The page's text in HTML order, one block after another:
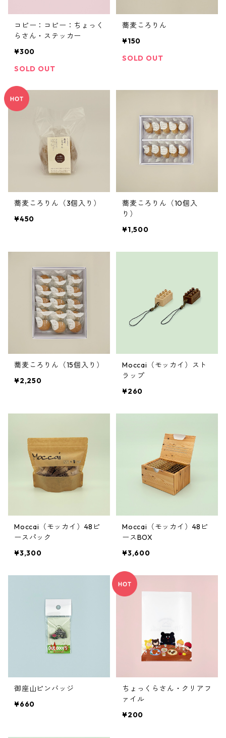
コピー：コピー：ちょっく
らさん・ステッカー
¥300
SOLD OUT
蕎麦ころりん
¥150
SOLD OUT
蕎麦ころりん（3個入り）
¥450
蕎麦ころりん（10個入
り）
¥1,500
蕎麦ころりん（15個入り）
¥2,250
Moccai（モッカイ）スト
ラップ
¥260
Moccai（モッカイ）48ピ
ースパック
¥3,300
Moccai（モッカイ）48ピ
ースBOX
¥3,600
御座山ピンバッジ
¥660
ちょっくらさん・クリアフ
ァイル
¥200